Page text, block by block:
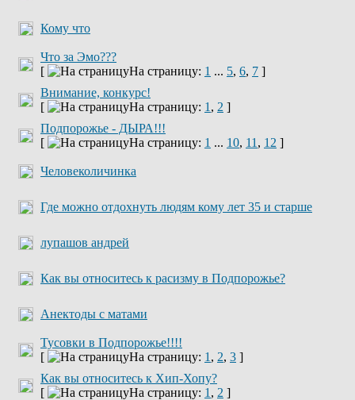
Кому что
Что за Эмо???
[
На страницу: 1 ... 5, 6, 7 ]
Внимание, конкурс!
[
На страницу: 1 , 2 ]
Подпорожье - ДЫРА!!!
[
На страницу: 1 ... 10, 11 , 12 ]
Человеколичинка
Где можно отдохнуть людям кому лет 35 и старше
лупашов андрей
Как вы относитесь к расизму в Подпорожье?
Анектоды с матами
Тусовки в Подпорожье!!!!
[
На страницу: 1 , 2, 3 ]
Как вы относитесь к Хип-Хопу?
[
На страницу: 1 , 2 ]